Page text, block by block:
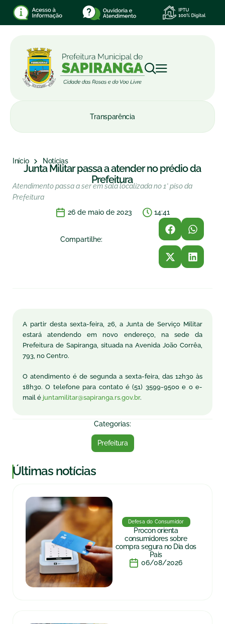
Transparência
Início Notícias
Junta Militar passa a atender no prédio da
Prefeitura
Atendimento passa a ser em sala localizada no 1° piso da
Prefeitura
26 de maio de 2023
14:41
Compartilhe:
A partir desta sexta-feira, 26, a Junta de Serviço Militar
estará atendendo em novo endereço, na sede da
Prefeitura de Sapiranga, situada na Avenida João Corrêa,
793, no Centro.
O atendimento é de segunda a sexta-feira, das 12h30 às
18h30. O telefone para contato é (51) 3599-9500 e o e-
mail é juntamilitar@sapiranga.rs.gov.br.
Categorias:
Prefeitura
|Últimas notícias
Defesa do Consumidor
Procon orienta
consumidores sobre
compra segura no Dia dos
Pais
06/08/2026